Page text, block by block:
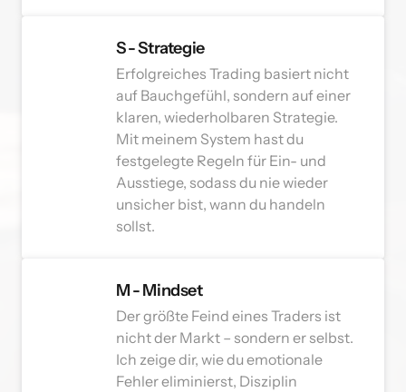
S - Strategie
Erfolgreiches Trading basiert nicht
auf Bauchgefühl, sondern auf einer
klaren, wiederholbaren Strategie.
Mit meinem System hast du
festgelegte Regeln für Ein- und
Ausstiege, sodass du nie wieder
unsicher bist, wann du handeln
sollst.
M - Mindset
Der größte Feind eines Traders ist
nicht der Markt – sondern er selbst.
Ich zeige dir, wie du emotionale
Fehler eliminierst, Disziplin